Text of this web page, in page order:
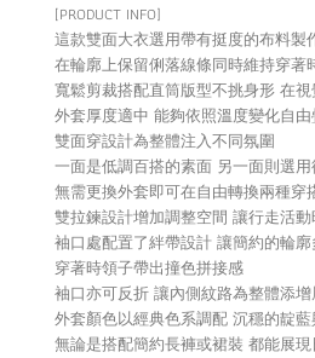
[PRODUCT INFO]
這款雙面大衣選用帶有挺度的布料製
在輪廓上保留俐落線條同時維持穿著
寬鬆剪裁搭配直筒版型不挑身形 在
外套厚度適中 能夠依照溫度變化自
雙面穿設計為整體注入不同氛圍
一面是低調百搭的素面 另一面則選
無需更換外套即可在自由轉換兩種穿
雙拉鍊設計增加調整空間 讓行走活
袖口處配置了絆帶設計 讓簡約的輪
穿著時領子帶出撞色拼接感
袖口亦可反折 讓內側紋路為整體添
外套顏色以經典色系調配 沉穩的靛
無論是搭配簡約長褲或裙裝 都能展